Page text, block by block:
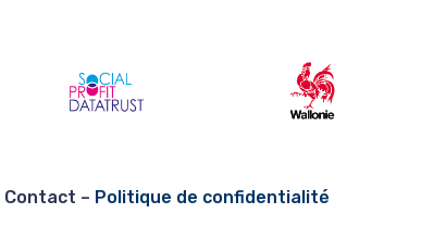
Contact – Politique de confidentialité